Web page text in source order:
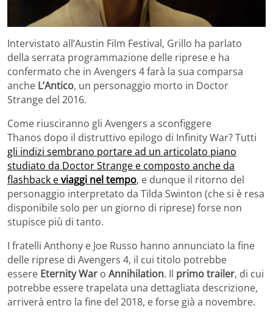
Intervistato all’Austin Film Festival, Grillo ha parlato
della serrata programmazione delle riprese e ha
confermato che in Avengers 4 farà la sua comparsa
anche L’Antico, un personaggio morto in Doctor
Strange del 2016.
Come riusciranno gli Avengers a sconfiggere
Thanos dopo il distruttivo epilogo di Infinity War? Tutti
gli indizi sembrano portare ad un articolato piano
studiato da Doctor Strange e composto anche da
flashback eviaggi nel tempo, e dunque il ritorno del
personaggio interpretato da Tilda Swinton (che si è resa
disponibile solo per un giorno di riprese) forse non
stupisce più di tanto.
I fratelli Anthony e Joe Russo hanno annunciato la fine
delle riprese di Avengers 4, il cui titolo potrebbe
essere Eternity War o Annihilation. Il primo trailer, di cui
potrebbe essere trapelata una dettagliata descrizione,
arriverà entro la fine del 2018, e forse già a novembre.